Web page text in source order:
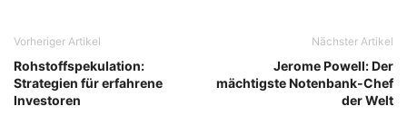
Vorheriger Artikel
Rohstoffspekulation:
Strategien für erfahrene
Investoren
Nächster Artikel
Jerome Powell: Der
mächtigste Notenbank-Chef
der Welt